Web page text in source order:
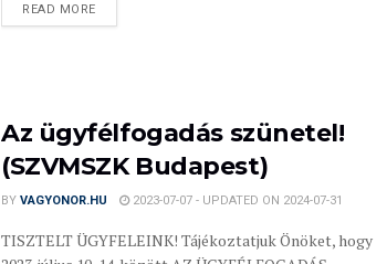
READ MORE
Az ügyfélfogadás szünetel!
(SZVMSZK Budapest)
BY VAGYONOR.HU 2023-07-07 - UPDATED ON 2024-07-31
TISZTELT ÜGYFELEINK! Tájékoztatjuk Önöket, hogy